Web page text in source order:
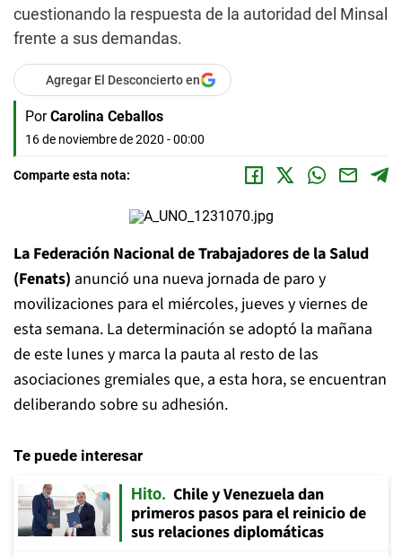
cuestionando la respuesta de la autoridad del Minsal
frente a sus demandas.
Agregar El Desconcierto en
Por Carolina Ceballos
16 de noviembre de 2020 - 00:00
Comparte esta nota:
La Federación Nacional de Trabajadores de la Salud
(Fenats) anunció una nueva jornada de paro y
movilizaciones para el miércoles, jueves y viernes de
esta semana. La determinación se adoptó la mañana
de este lunes y marca la pauta al resto de las
asociaciones gremiales que, a esta hora, se encuentran
deliberando sobre su adhesión.
Te puede interesar
Hito
Chile y Venezuela dan
primeros pasos para el reinicio de
sus relaciones diplomáticas